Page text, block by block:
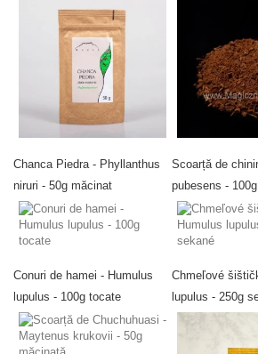
Chanca Piedra - Phyllanthus
niruri - 50g măcinat
Scoarță de
pubesens -
Conuri de hamei - Humulus
lupulus - 100g tocate
Chmeľové
lupulus - 250g